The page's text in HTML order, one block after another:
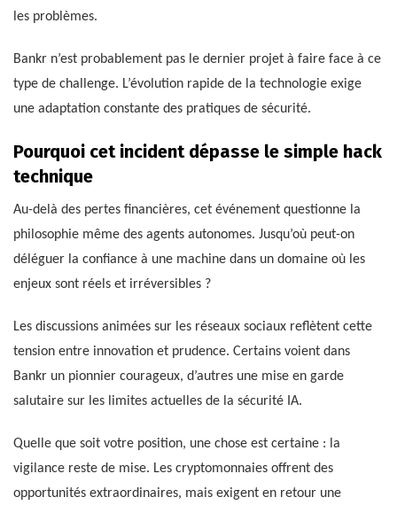
les problèmes.
Bankr n’est probablement pas le dernier projet à faire face à ce
type de challenge. L’évolution rapide de la technologie exige
une adaptation constante des pratiques de sécurité.
Pourquoi cet incident dépasse le simple hack
technique
Au-delà des pertes financières, cet événement questionne la
philosophie même des agents autonomes. Jusqu’où peut-on
déléguer la confiance à une machine dans un domaine où les
enjeux sont réels et irréversibles ?
Les discussions animées sur les réseaux sociaux reflètent cette
tension entre innovation et prudence. Certains voient dans
Bankr un pionnier courageux, d’autres une mise en garde
salutaire sur les limites actuelles de la sécurité IA.
Quelle que soit votre position, une chose est certaine : la
vigilance reste de mise. Les cryptomonnaies offrent des
opportunités extraordinaires, mais exigent en retour une